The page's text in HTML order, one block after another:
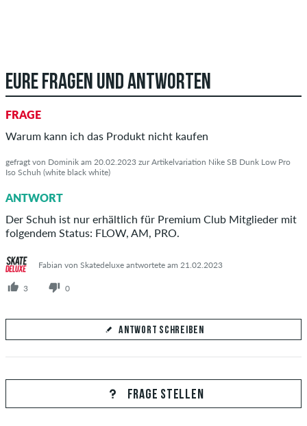
EURE FRAGEN UND ANTWORTEN
FRAGE
Warum kann ich das Produkt nicht kaufen
gefragt von Dominik am 20.02.2023 zur Artikelvariation Nike SB Dunk Low Pro
Iso Schuh (white black white)
ANTWORT
Der Schuh ist nur erhältlich für Premium Club Mitglieder mit
folgendem Status: FLOW, AM, PRO.
Fabian von Skatedeluxe antwortete am 21.02.2023
3 0
ANTWORT SCHREIBEN
Beantworte hier die Frage von Dominik
FRAGE STELLEN